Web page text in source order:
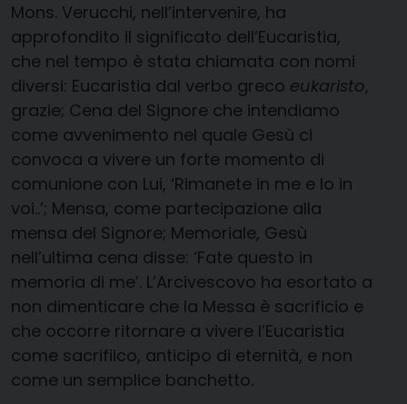
Mons. Verucchi, nell’intervenire, ha
approfondito il significato dell’Eucaristia,
che nel tempo è stata chiamata con nomi
diversi: Eucaristia dal verbo greco eukaristo,
grazie; Cena del Signore che intendiamo
come avvenimento nel quale Gesù ci
convoca a vivere un forte momento di
comunione con Lui, ‘Rimanete in me e Io in
voi..’; Mensa, come partecipazione alla
mensa del Signore; Memoriale, Gesù
nell’ultima cena disse: ‘Fate questo in
memoria di me’. L’Arcivescovo ha esortato a
non dimenticare che la Messa è sacrificio e
che occorre ritornare a vivere l’Eucaristia
come sacrifiico, anticipo di eternità, e non
come un semplice banchetto.